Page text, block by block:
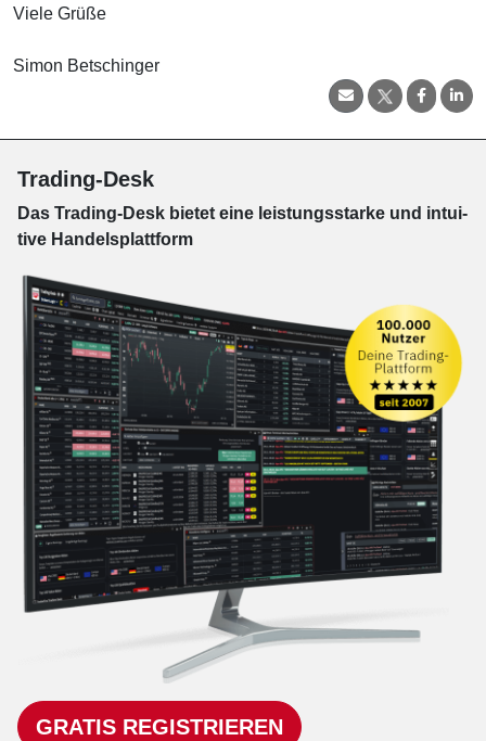
Viele Grüße
Simon Betschinger
Trading-Desk
Das Trading-Desk bie­tet eine leis­tungs­star­ke und in­tui­
tive Han­dels­platt­form
GRATIS REGISTRIEREN